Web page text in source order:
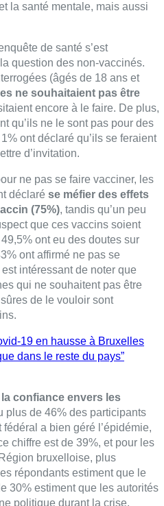
la santé mentale, mais aussi
de santé s’est
question des non-vaccinés.
(âgés de 18 ans et
ne souhaitaient pas être
encore à le faire. De plus,
qu’ils ne le sont pas pour des
ont déclaré qu’ils se feraient
d’invitation.
ne pas se faire vacciner, les
déclaré se méfier des effets
(75%), tandis qu’un peu
que ces vaccins soient
ont eu des doutes sur
ont affirmé ne pas se
intéressant de noter que
qui ne souhaitent pas être
de le vouloir sont
19 en hausse à Bruxelles
dans le reste du pays”
la confiance envers les
plus de 46% des participants
a bien géré l’épidémie,
chiffre est de 39%, et pour les
bruxelloise, plus
répondants estiment que le
30% estiment que les autorités
politique durant la crise.